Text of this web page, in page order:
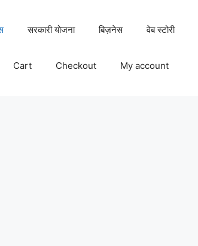
सरकारी योजना बिज़नेस वेब स्टोरी
Cart Checkout My account